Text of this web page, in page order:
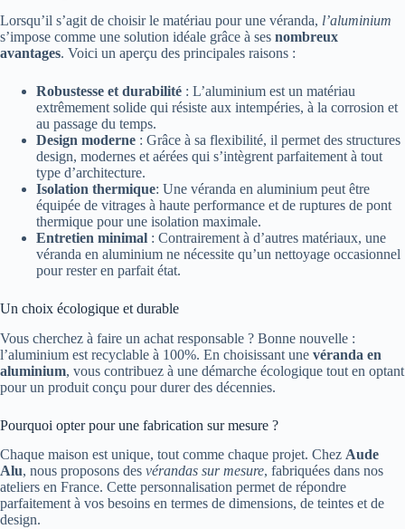
Lorsqu’il s’agit de choisir le matériau pour une véranda, l’aluminium
s’impose comme une solution idéale grâce à ses nombreux
avantages. Voici un aperçu des principales raisons :
Robustesse et durabilité : L’aluminium est un matériau
extrêmement solide qui résiste aux intempéries, à la corrosion et
au passage du temps.
Design moderne : Grâce à sa flexibilité, il permet des structures
design, modernes et aérées qui s’intègrent parfaitement à tout
type d’architecture.
Isolation thermique: Une véranda en aluminium peut être
équipée de vitrages à haute performance et de ruptures de pont
thermique pour une isolation maximale.
Entretien minimal : Contrairement à d’autres matériaux, une
véranda en aluminium ne nécessite qu’un nettoyage occasionnel
pour rester en parfait état.
Un choix écologique et durable
Vous cherchez à faire un achat responsable ? Bonne nouvelle :
l’aluminium est recyclable à 100%. En choisissant une véranda en
aluminium, vous contribuez à une démarche écologique tout en optant
pour un produit conçu pour durer des décennies.
Pourquoi opter pour une fabrication sur mesure ?
Chaque maison est unique, tout comme chaque projet. Chez Aude
Alu, nous proposons des vérandas sur mesure, fabriquées dans nos
ateliers en France. Cette personnalisation permet de répondre
parfaitement à vos besoins en termes de dimensions, de teintes et de
design.